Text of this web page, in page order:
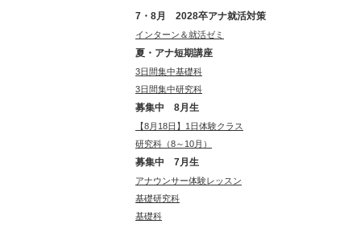
7・8月 2028卒アナ就活対策
インターン＆就活ゼミ
夏・アナ短期講座
3日間集中基礎科
3日間集中研究科
募集中 8月生
【8月18日】1日体験クラス
研究科（8～10月）
募集中 7月生
アナウンサー体験レッスン
基礎研究科
基礎科